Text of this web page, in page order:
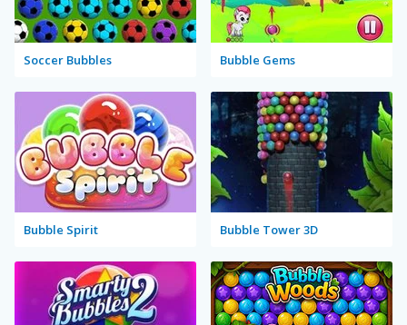
Soccer Bubbles Bubble Gems
Bubble Spirit Bubble Tower 3D